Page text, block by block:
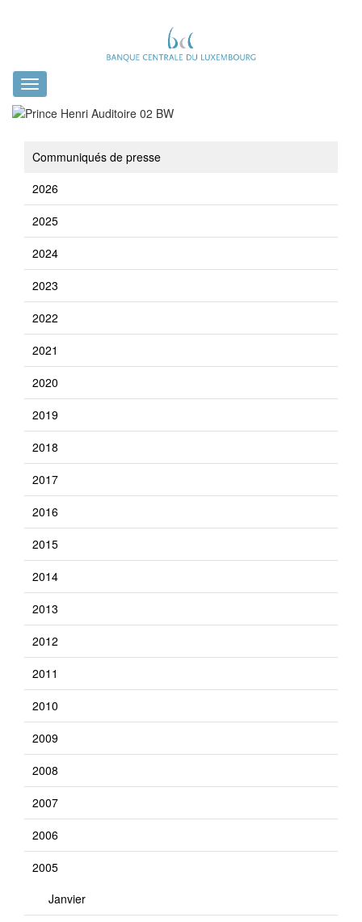
Toggle
navigation
Communiqués de presse
2026
2025
2024
2023
2022
2021
2020
2019
2018
2017
2016
2015
2014
2013
2012
2011
2010
2009
2008
2007
2006
2005
Janvier